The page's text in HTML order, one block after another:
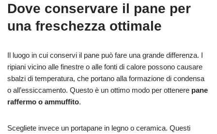
Dove conservare il pane per
una freschezza ottimale
Il luogo in cui conservi il pane può fare una grande differenza. I
ripiani vicino alle finestre o alle fonti di calore possono causare
sbalzi di temperatura, che portano alla formazione di condensa
o all’essiccamento. Questo è un ottimo modo per ottenere pane
raffermo o ammuffito.
Scegliete invece un portapane in legno o ceramica. Questi